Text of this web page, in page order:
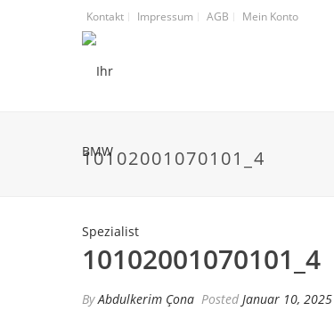
Kontakt Impressum AGB Mein Konto
10102001070101_4
10102001070101_4
ByAbdulkerim Çona Posted Januar 10, 2025